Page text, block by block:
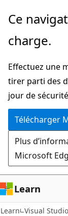
Passer
directement
au
principal
Ce
charge.
Effectuez une
tirer parti des
jour de
Télécharger
Plus
Microsoft
Learn
Learn Visual Studio